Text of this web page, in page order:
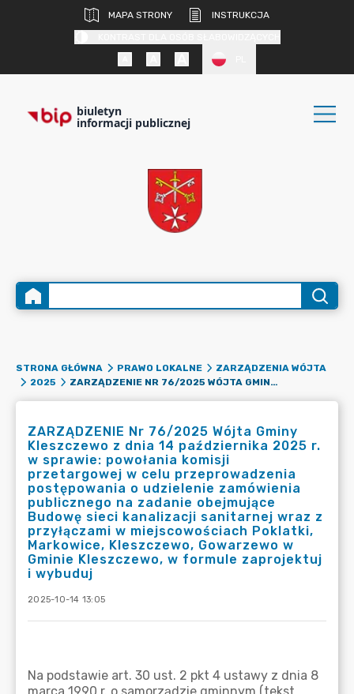
MAPA STRONY
INSTRUKCJA
biuletyn
informacji publicznej
STRONA GŁÓWNA PRAWO LOKALNE
ZARZĄDZENIA WÓJTA
2025
ZARZĄDZENIE NR 76/2025 WÓJTA GMINY KLESZCZEWO Z DNIA 14 PAŹDZIERNIKA 2025 R. W SPRAWIE: POWOŁANIA KOMISJI PRZETARGOWEJ W CELU PRZEPROWADZENIA POSTĘPOWANIA O UDZIELENIE ZAMÓWIENIA PUBLICZNEGO NA ZADANIE OBEJMUJĄCE BUDOWĘ SIECI KANALIZACJI SANITARNEJ WRAZ Z PRZYŁĄCZAMI W MIEJSCOWOŚCIACH POKLATKI, MARKOWICE, KLESZCZEWO, GOWARZEWO W GMINIE KLESZCZEWO, W FORMULE ZAPROJEKTUJ I WYBUDUJ
ZARZĄDZENIE Nr 76/2025 Wójta Gminy
Kleszczewo z dnia 14 października 2025 r.
w sprawie: powołania komisji
przetargowej w celu przeprowadzenia
postępowania o udzielenie zamówienia
publicznego na zadanie obejmujące
Budowę sieci kanalizacji sanitarnej wraz z
przyłączami w miejscowościach Poklatki,
Markowice, Kleszczewo, Gowarzewo w
Gminie Kleszczewo, w formule zaprojektuj
i wybuduj
2025-10-14 13:05